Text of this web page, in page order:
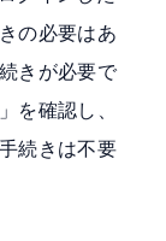
の必要はあ
きが必要で
を確認し、
続きは不要